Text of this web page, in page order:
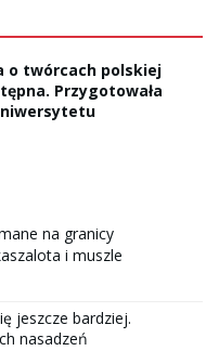
o twórcach polskiej
Przygotowała
na granicy
i muszle
jeszcze bardziej.
nasadzeń